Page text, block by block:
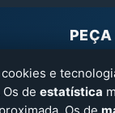
e
de estatística